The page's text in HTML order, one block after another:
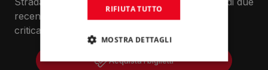
recenti successi apprezzatissimi da pubblico e
critica: Costellazioni e Scene da un matrimonio.
Acquista i biglietti
RIFIUTA TUTTO
MOSTRA DETTAGLI